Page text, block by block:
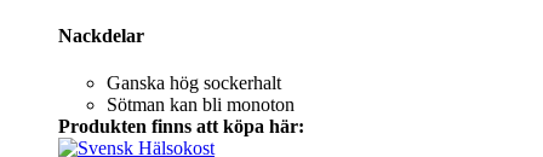
Nackdelar
Ganska hög sockerhalt
Sötman kan bli monoton
Produkten finns att köpa här: